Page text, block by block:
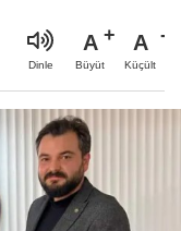
Dinle
A
Büyüt
A
Küçült